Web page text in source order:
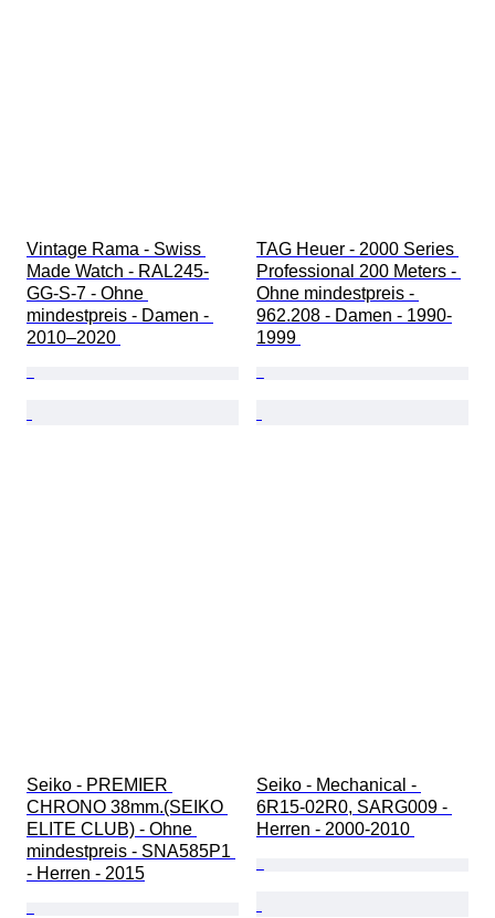
Vintage Rama - Swiss
Made Watch - RAL245-
GG-S-7 - Ohne
mindestpreis - Damen -
2010–2020
TAG Heuer - 2000 Series
Professional 200 Meters -
Ohne mindestpreis -
962.208 - Damen - 1990-
1999
Seiko - PREMIER
CHRONO 38mm.(SEIKO
ELITE CLUB) - Ohne
mindestpreis - SNA585P1
- Herren - 2015
Seiko - Mechanical -
6R15-02R0, SARG009 -
Herren - 2000-2010